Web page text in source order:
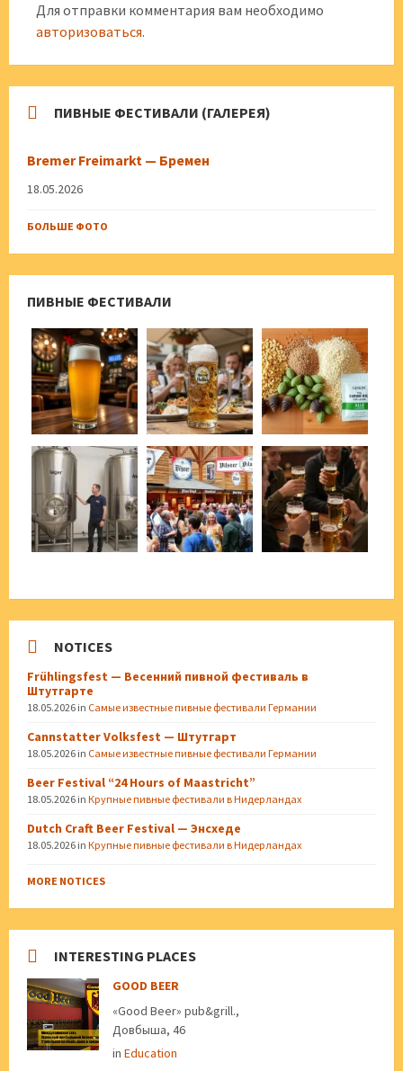
Для отправки комментария вам необходимо
авторизоваться.
ПИВНЫЕ ФЕСТИВАЛИ (ГАЛЕРЕЯ)
Bremer Freimarkt — Бремен
18.05.2026
БОЛЬШЕ ФОТО
ПИВНЫЕ ФЕСТИВАЛИ
NOTICES
Frühlingsfest — Весенний пивной фестиваль в
Штутгарте
18.05.2026 in Самые известные пивные фестивали Германии
Cannstatter Volksfest — Штутгарт
18.05.2026 in Самые известные пивные фестивали Германии
Beer Festival “24 Hours of Maastricht”
18.05.2026 in Крупные пивные фестивали в Нидерландах
Dutch Craft Beer Festival — Энсхеде
18.05.2026 in Крупные пивные фестивали в Нидерландах
MORE NOTICES
INTERESTING PLACES
GOOD BEER
«Good Beer» pub&grill.,
Довбыша, 46
in Education